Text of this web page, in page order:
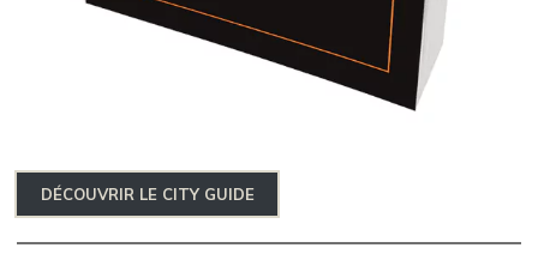
DÉCOUVRIR LE CITY GUIDE